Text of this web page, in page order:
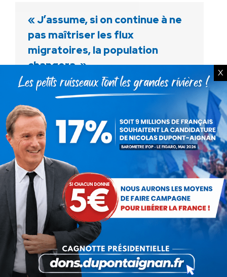
« J’assume, si on continue à ne
pas maîtriser les flux
migratoires, la population
changera. »
Vidéo ParDebout La France
18 janvier 2017
Le mercredi 18 janvier 2017, Nicolas Dupont-
Aignan, Président de Debout la France et
candidat à l’élection présidentielle de 2017
était l’invité de Jean-Michel Aphatie sur
France Info
X